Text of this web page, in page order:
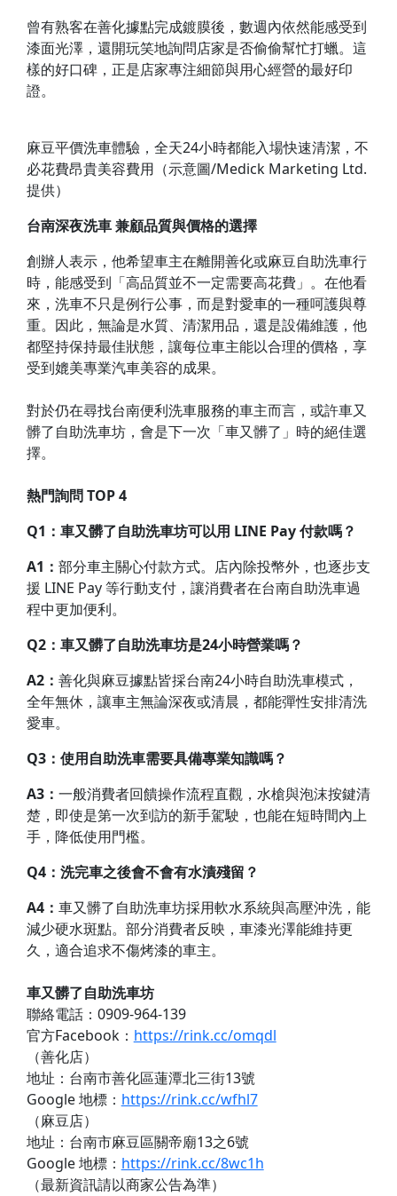
曾有熟客在善化據點完成鍍膜後，數週內依然能感受到
漆面光澤，還開玩笑地詢問店家是否偷偷幫忙打蠟。這
樣的好口碑，正是店家專注細節與用心經營的最好印
證。
麻豆平價洗車體驗，全天24小時都能入場快速清潔，不
必花費昂貴美容費用（示意圖/Medick Marketing Ltd.
提供）
台南深夜洗車 兼顧品質與價格的選擇
創辦人表示，他希望車主在離開善化或麻豆自助洗車行
時，能感受到「高品質並不一定需要高花費」。在他看
來，洗車不只是例行公事，而是對愛車的一種呵護與尊
重。因此，無論是水質、清潔用品，還是設備維護，他
都堅持保持最佳狀態，讓每位車主能以合理的價格，享
受到媲美專業汽車美容的成果。
對於仍在尋找台南便利洗車服務的車主而言，或許車又
髒了自助洗車坊，會是下一次「車又髒了」時的絕佳選
擇。
熱門詢問 TOP 4
Q1：車又髒了自助洗車坊可以用 LINE Pay 付款嗎？
A1： 部分車主關心付款方式。店內除投幣外，也逐步支
援 LINE Pay 等行動支付，讓消費者在台南自助洗車過
程中更加便利。
Q2：車又髒了自助洗車坊是24小時營業嗎？
A2： 善化與麻豆據點皆採台南24小時自助洗車模式，
全年無休，讓車主無論深夜或清晨，都能彈性安排清洗
愛車。
Q3：使用自助洗車需要具備專業知識嗎？
A3： 一般消費者回饋操作流程直觀，水槍與泡沫按鍵清
楚，即使是第一次到訪的新手駕駛，也能在短時間內上
手，降低使用門檻。
Q4：洗完車之後會不會有水漬殘留？
A4： 車又髒了自助洗車坊採用軟水系統與高壓沖洗，能
減少硬水斑點。部分消費者反映，車漆光澤能維持更
久，適合追求不傷烤漆的車主。
車又髒了自助洗車坊
聯絡電話：0909-964-139
官方Facebook： https://rink.cc/omqdl
（善化店）
地址：台南市善化區蓮潭北三街13號
Google 地標： https://rink.cc/wfhl7
（麻豆店）
地址：台南市麻豆區關帝廟13之6號
Google 地標： https://rink.cc/8wc1h
（最新資訊請以商家公告為準）